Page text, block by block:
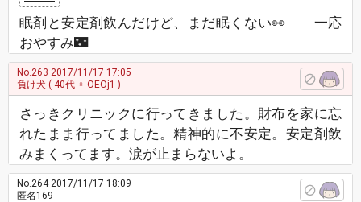
眠剤と安定剤飲んだけど、まだ眠くない👀 一応
おやすみ🌃
No.263 2017/11/17 17:05
負け犬 ( 40代 ♀ OEOj1 )
さっきクリニックに行ってきました。財布を家に忘
れたまま行ってました。精神的に不安定。安定剤飲
みまくってます。涙が止まらないよ。
No.2642017/11/17 18:09
匿名169